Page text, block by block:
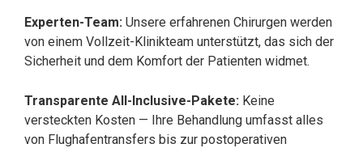
Experten-Team: Unsere erfahrenen Chirurgen werden
von einem Vollzeit-Klinikteam unterstützt, das sich der
Sicherheit und dem Komfort der Patienten widmet.
Transparente All-Inclusive-Pakete: Keine
versteckten Kosten — Ihre Behandlung umfasst alles
von Flughafentransfers bis zur postoperativen